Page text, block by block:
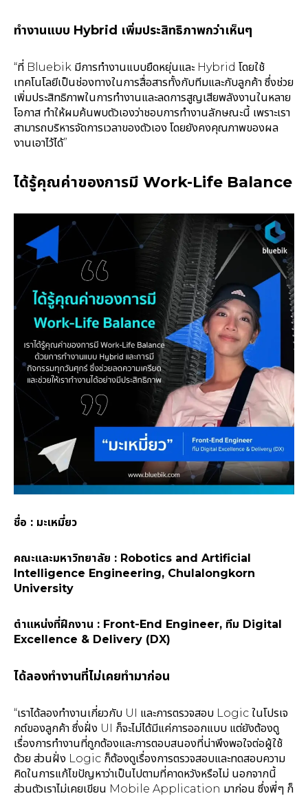
ทำงานแบบ Hybrid เพิ่มประสิทธิภาพกว่าเห็นๆ
“ที่ Bluebik มีการทำงานแบบยืดหยุ่นและ Hybrid โดยใช้
เทคโนโลยีเป็นช่องทางในการสื่อสารทั้งกับทีมและกับลูกค้า ซึ่งช่วย
เพิ่มประสิทธิภาพในการทำงานและลดการสูญเสียพลังงานในหลาย
โอกาส ทำให้ผมค้นพบตัวเองว่าชอบการทำงานลักษณะนี้ เพราะเรา
สามารถบริหารจัดการเวลาของตัวเอง โดยยังคงคุณภาพของผล
งานเอาไว้ได้”
ได้รู้คุณค่าของการมี Work-Life Balance
ชื่อ : มะเหมี่ยว
คณะและมหาวิทยาลัย : Robotics and Artificial
Intelligence Engineering, Chulalongkorn
University
ตำแหน่งที่ฝึกงาน : Front-End Engineer, ทีม Digital
Excellence & Delivery (DX)
ได้ลองทำงานที่ไม่เคยทำมาก่อน
“เราได้ลองทำงานเกี่ยวกับ UI และการตรวจสอบ Logic ในโปรเจ
กต์ของลูกค้า ซึ่งฝั่ง UI ก็จะไม่ได้มีแค่การออกแบบ แต่ยังต้องดู
เรื่องการทำงานที่ถูกต้องและการตอบสนองที่น่าพึงพอใจต่อผู้ใช้
ด้วย ส่วนฝั่ง Logic ก็ต้องดูเรื่องการตรวจสอบและทดสอบความ
คิดในการแก้ไขปัญหาว่าเป็นไปตามที่คาดหวังหรือไม่ นอกจากนี้
ส่วนตัวเราไม่เคยเขียน Mobile Application มาก่อน ซึ่งพี่ๆ ก็